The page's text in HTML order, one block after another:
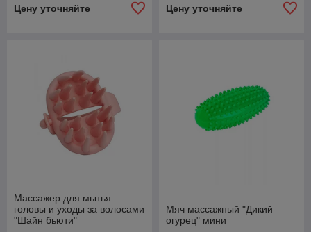
Цену уточняйте Цену уточняйте
Массажер для мытья
головы и уходы за волосами
"Шайн бьюти"
Мяч массажный "Дикий
огурец" мини